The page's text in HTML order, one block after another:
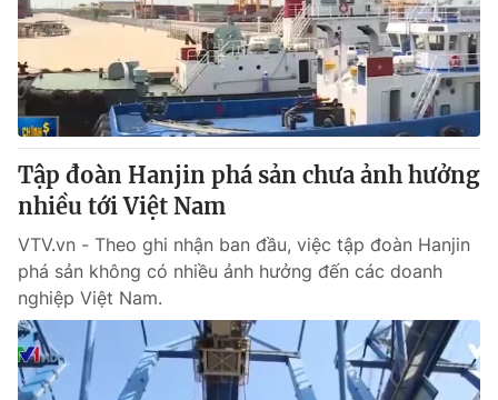
Tập đoàn Hanjin phá sản chưa ảnh hưởng
nhiều tới Việt Nam
VTV.vn - Theo ghi nhận ban đầu, việc tập đoàn Hanjin
phá sản không có nhiều ảnh hưởng đến các doanh
nghiệp Việt Nam.